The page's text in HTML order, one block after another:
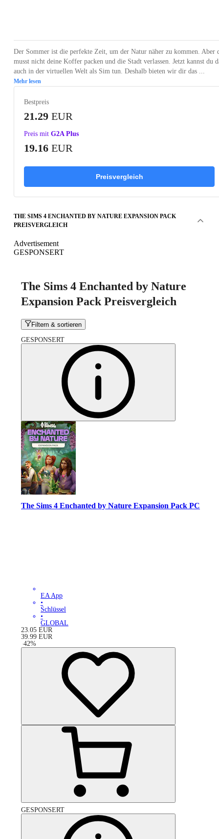
Der Sommer ist die perfekte Zeit, um der Natur näher zu kommen. Aber
musst nicht deine Koffer packen und die Stadt verlassen. Jetzt kannst du
auch in der virtuellen Welt als Sim tun. Deshalb bieten wir dir das ...
Mehr lesen
Bestpreis
21.29 EUR
Preis mit G2A Plus
19.16 EUR
Preisvergleich
THE SIMS 4 ENCHANTED BY NATURE EXPANSION PACK
PREISVERGLEICH
Advertisement
GESPONSERT
The Sims 4 Enchanted by Nature
Expansion Pack Preisvergleich
Filtern & sortieren
GESPONSERT
The Sims 4 Enchanted by Nature Expansion Pack PC
EA App
•
Schlüssel
•
GLOBAL
23.05 EUR
39.99 EUR
-42%
GESPONSERT